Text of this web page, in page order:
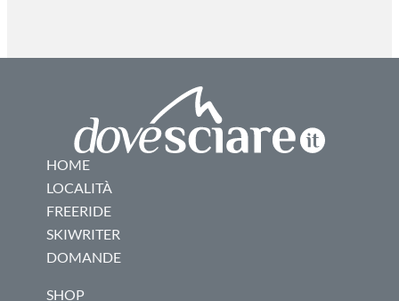
HOME
LOCALITÀ
FREERIDE
SKIWRITER
DOMANDE
SHOP